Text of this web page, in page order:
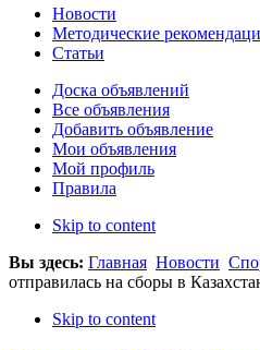
Новости
Методические
Статьи
Доска объявлений
Все объявления
Добавить объявление
Мои объявления
Мой профиль
Правила
Skip to content
Вы здесь: Главная Новости
отправилась на сборы в
Skip to content